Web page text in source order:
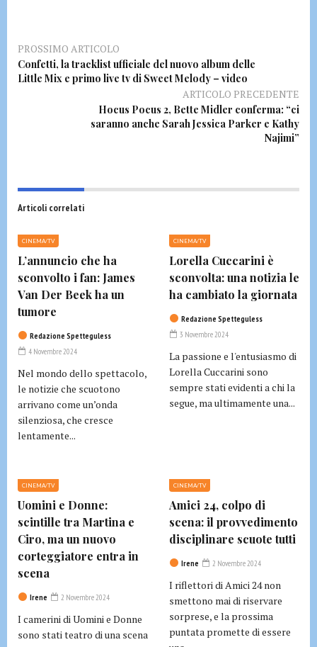
PROSSIMO ARTICOLO
Confetti, la tracklist ufficiale del nuovo album delle
Little Mix e primo live tv di Sweet Melody – video
ARTICOLO PRECEDENTE
Hocus Pocus 2, Bette Midler conferma: “ci
saranno anche Sarah Jessica Parker e Kathy
Najimi”
Articoli correlati
CINEMA/TV
L’annuncio che ha
sconvolto i fan: James
Van Der Beek ha un
tumore
Redazione Spetteguless
4 Novembre 2024
Nel mondo dello spettacolo,
le notizie che scuotono
arrivano come un’onda
silenziosa, che cresce
lentamente...
CINEMA/TV
Lorella Cuccarini è
sconvolta: una notizia le
ha cambiato la giornata
Redazione Spetteguless
3 Novembre 2024
La passione e l'entusiasmo di
Lorella Cuccarini sono
sempre stati evidenti a chi la
segue, ma ultimamente una...
CINEMA/TV
Uomini e Donne:
scintille tra Martina e
Ciro, ma un nuovo
corteggiatore entra in
scena
Irene 2 Novembre 2024
I camerini di Uomini e Donne
sono stati teatro di una scena
CINEMA/TV
Amici 24, colpo di
scena: il provvedimento
disciplinare scuote tutti
Irene 2 Novembre 2024
I riflettori di Amici 24 non
smettono mai di riservare
sorprese, e la prossima
puntata promette di essere